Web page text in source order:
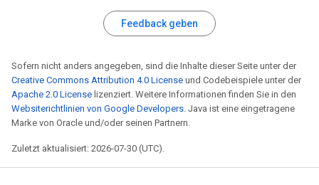
Feedback geben
Sofern nicht anders angegeben, sind die Inhalte dieser Seite unter der
Creative Commons Attribution 4.0 License und Codebeispiele unter der
Apache 2.0 License lizenziert. Weitere Informationen finden Sie in den
Websiterichtlinien von Google Developers. Java ist eine eingetragene
Marke von Oracle und/oder seinen Partnern.
Zuletzt aktualisiert: 2026-07-30 (UTC).